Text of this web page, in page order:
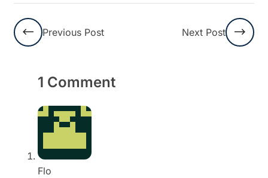
Previous Post Next Post
1 Comment
Flo